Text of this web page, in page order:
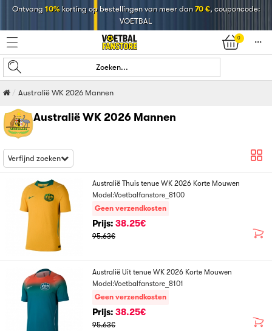
Ontvang 10%korting op bestellingen van meer dan70 €, couponcode:
VOETBAL
0
󰄒
Zoeken...
Australië WK 2026 Mannen
Australië WK 2026 Mannen
Verfijnd zoeken
Australië Thuis tenue WK 2026 Korte Mouwen
Model:Voetbalfanstore_8100
Geen verzendkosten
Prijs: 38.25€
95.63€
Australië Uit tenue WK 2026 Korte Mouwen
Model:Voetbalfanstore_8101
Geen verzendkosten
Prijs: 38.25€
95.63€